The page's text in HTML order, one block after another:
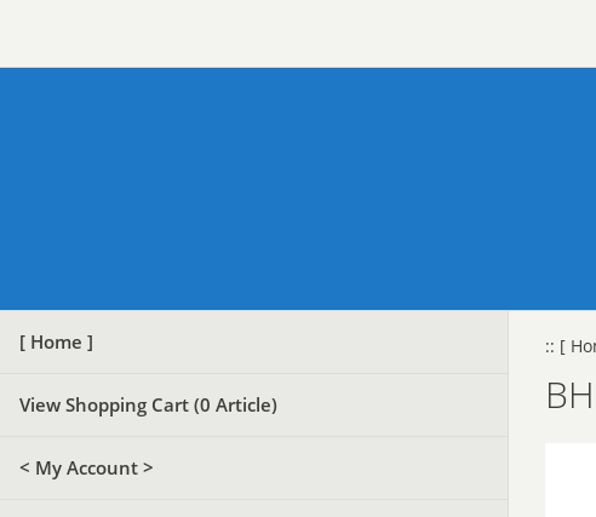
[ Home ]
View Shopping Cart (0 Article)
< My Account >
:: [